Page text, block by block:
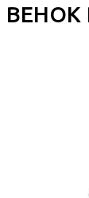
ВЕНОК